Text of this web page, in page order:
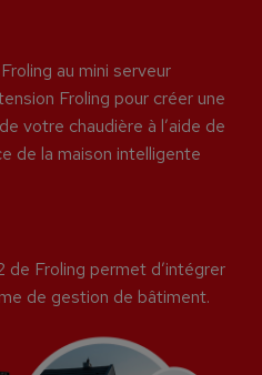
au mini serveur
Froling pour créer une
votre chaudière à l’aide de
de la maison intelligente
de Froling permet d’intégrer
de gestion de bâtiment.